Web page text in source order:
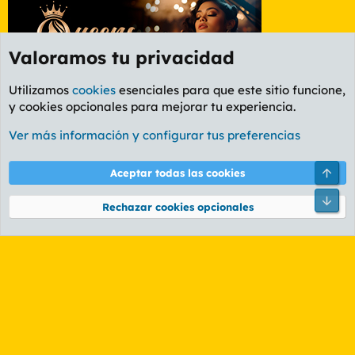
Foro General
Cookies
PL OLDSTYLE AMARILLO
Términos y reglas Política de privacidad Ayuda
Community platform by XenForo® © 2010-2026 XenForo Ltd.
Valoramos tu privacidad
Utilizamos cookies esenciales para que este sitio funcione,
y cookies opcionales para mejorar tu experiencia.
Ver más información y configurar tus preferencias
Aceptar todas las cookies
Rechazar cookies opcionales
Pie